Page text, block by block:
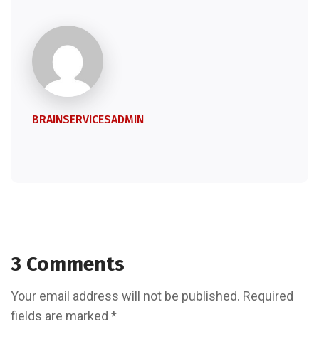
BRAINSERVICESADMIN
3 Comments
Your email address will not be published. Required
fields are marked *